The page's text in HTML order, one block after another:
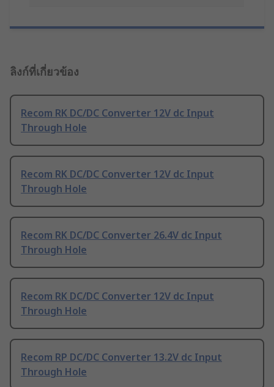
ลิงก์ที่เกี่ยวข้อง
Recom RK DC/DC Converter 12V dc Input
Through Hole
Recom RK DC/DC Converter 12V dc Input
Through Hole
Recom RK DC/DC Converter 26.4V dc Input
Through Hole
Recom RK DC/DC Converter 12V dc Input
Through Hole
Recom RP DC/DC Converter 13.2V dc Input
Through Hole